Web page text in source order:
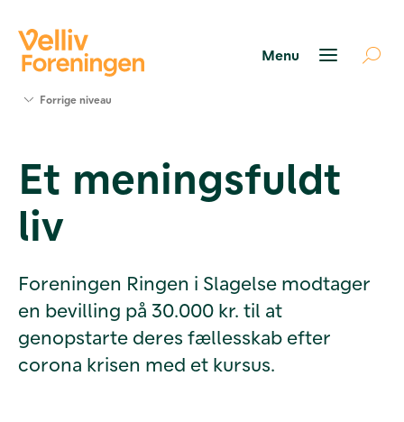
Værktøjer
og viden
Om Velliv
Foreningen
Forrige niveau
Et meningsfuldt
liv
Foreningen Ringen i Slagelse modtager
en bevilling på 30.000 kr. til at
genopstarte deres fællesskab efter
corona krisen med et kursus.